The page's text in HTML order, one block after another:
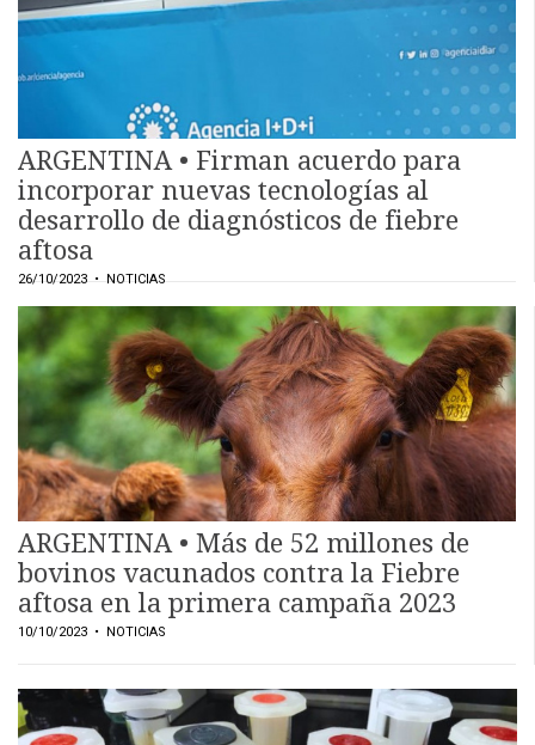
ARGENTINA • Firman acuerdo para
incorporar nuevas tecnologías al
desarrollo de diagnósticos de fiebre
aftosa
26/10/2023 • NOTICIAS
ARGENTINA • Más de 52 millones de
bovinos vacunados contra la Fiebre
aftosa en la primera campaña 2023
10/10/2023 • NOTICIAS